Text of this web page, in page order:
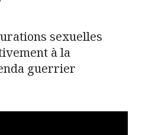
sexuelles
à la
guerrier